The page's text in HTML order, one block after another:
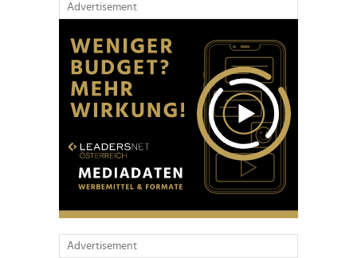
Advertisement
Advertisement